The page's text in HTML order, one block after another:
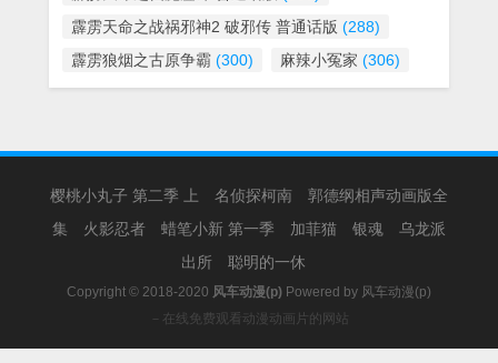
霹雳天命之战祸邪神2 破邪传 普通话版 (288)
霹雳狼烟之古原争霸 (300) 麻辣小冤家 (306)
樱桃小丸子 第二季 上 名侦探柯南
郭德纲相声动画版全
集
火影忍者 蜡笔小新 第一季 加菲猫 银魂
乌龙派
出所
聪明的一休
Copyright © 2018-2020 风车动漫(p) Powered by 风车动漫(p)
－在线免费观看动漫动画片的网站